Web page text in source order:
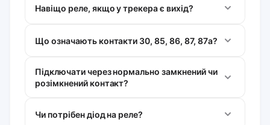
Навіщо реле, якщо у трекера є вихід?
Що означають контакти 30, 85, 86, 87, 87a?
Підключати через нормально замкнений чи
розімкнений контакт?
Чи потрібен діод на реле?